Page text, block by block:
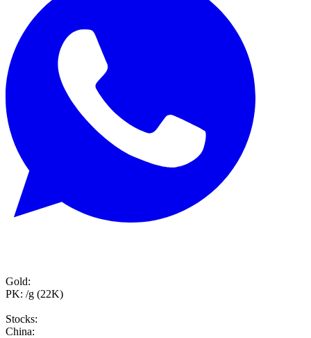
Gold:
PK: /g (22K)
Stocks:
China: